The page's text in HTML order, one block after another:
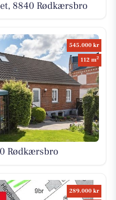
8840 Rødkærsbro
545.000 kr
112 m2
Rødkærsbro
289.000 kr